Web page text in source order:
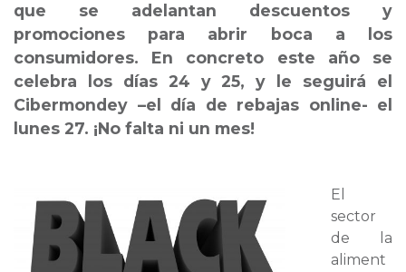
que se adelantan descuentos y
promociones para abrir boca a los
consumidores. En concreto este año se
celebra los días 24 y 25, y le seguirá el
Cibermondey –el día de rebajas online- el
lunes 27. ¡No falta ni un mes!
El
sector
de la
aliment